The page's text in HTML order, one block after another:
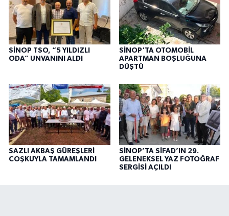
SİNOP TSO, “5 YILDIZLI
ODA” UNVANINI ALDI
SİNOP'TA OTOMOBİL
APARTMAN BOŞLUĞUNA
DÜŞTÜ
SAZLI AKBAŞ GÜREŞLERİ
COŞKUYLA TAMAMLANDI
SİNOP’TA SİFAD’IN 29.
GELENEKSEL YAZ FOTOĞRAF
SERGİSİ AÇILDI